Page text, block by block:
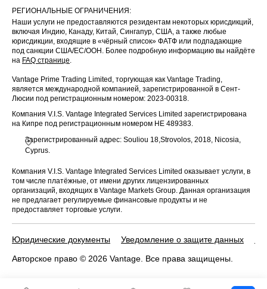
РЕГИОНАЛЬНЫЕ ОГРАНИЧЕНИЯ:
Наши услуги не предоставляются резидентам некоторых юрисдикций,
включая Индию, Канаду, Китай, Сингапур, США, а также любые
юрисдикции, входящие в «чёрный список» ФАТФ или подпадающие
под санкции США/ЕС/ООН. Более подробную информацию вы найдёте
на FAQ странице.
Vantage Prime Trading Limited, торгующая как Vantage Trading,
является международной компанией, зарегистрированной в Сент-
Люсии под регистрационным номером: 2023-00318.
Компания V.I.S. Vantage Integrated Services Limited зарегистрирована
на Кипре под регистрационным номером HE 489383.
Зарегистрированный адрес: Souliou 18,Strovolos, 2018, Nicosia,
Cyprus.
Компания V.I.S. Vantage Integrated Services Limited оказывает услуги, в
том числе платёжные, от имени других лицензированных
организаций, входящих в Vantage Markets Group. Данная организация
не предлагает регулируемые финансовые продукты и не
предоставляет торговые услуги.
Юридические документы Уведомление о защите данных
Авторское право © 2026 Vantage. Все права защищены.